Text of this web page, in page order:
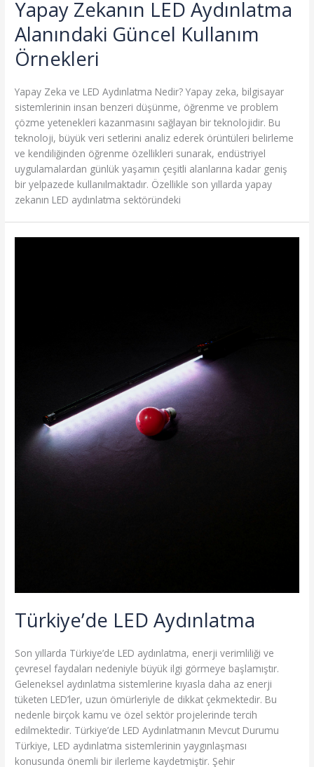
Yapay Zekanın LED Aydınlatma
Alanındaki Güncel Kullanım
Örnekleri
Yapay Zeka ve LED Aydınlatma Nedir? Yapay zeka, bilgisayar
sistemlerinin insan benzeri düşünme, öğrenme ve problem
çözme yetenekleri kazanmasını sağlayan bir teknolojidir. Bu
teknoloji, büyük veri setlerini analiz ederek örüntüleri belirleme
ve kendiliğinden öğrenme özellikleri sunarak, endüstriyel
uygulamalardan günlük yaşamın çeşitli alanlarına kadar geniş
bir yelpazede kullanılmaktadır. Özellikle son yıllarda yapay
zekanın LED aydınlatma sektöründeki
Türkiye’de LED Aydınlatma
Son yıllarda Türkiye’de LED aydınlatma, enerji verimliliği ve
çevresel faydaları nedeniyle büyük ilgi görmeye başlamıştır.
Geleneksel aydınlatma sistemlerine kıyasla daha az enerji
tüketen LED’ler, uzun ömürleriyle de dikkat çekmektedir. Bu
nedenle birçok kamu ve özel sektör projelerinde tercih
edilmektedir. Türkiye’de LED Aydınlatmanın Mevcut Durumu
Türkiye, LED aydınlatma sistemlerinin yaygınlaşması
konusunda önemli bir ilerleme kaydetmiştir. Şehir